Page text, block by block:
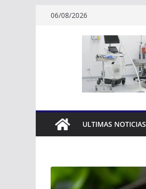
06/08/2026
ULTIMAS NOTICIAS